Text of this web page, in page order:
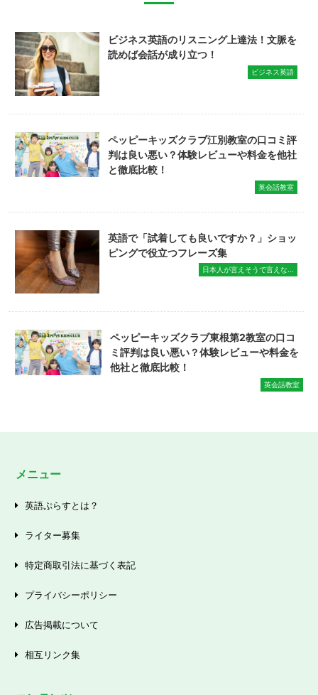
ビジネス英語のリスニング上達法！文脈を
読めば会話が成り立つ！
ビジネス英語
ペッピーキッズクラブ江別教室の口コミ評
判は良い悪い？体験レビューや料金を他社
と徹底比較！
英会話教室
英語で「試着しても良いですか？」ショッ
ピングで役立つフレーズ集
日本人が言えそうで言えな...
ペッピーキッズクラブ東根第2教室の口コ
ミ評判は良い悪い？体験レビューや料金を
他社と徹底比較！
英会話教室
メニュー
英語ぷらすとは？
ライター募集
特定商取引法に基づく表記
プライバシーポリシー
広告掲載について
相互リンク集